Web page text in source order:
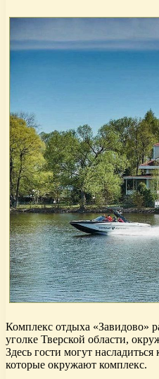
Комплекс отдыха «Завидово»
уголке Тверской области,
Здесь гости могут насладиться
которые окружают комплекс.